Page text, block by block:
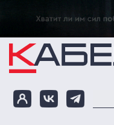
Перейти к основному